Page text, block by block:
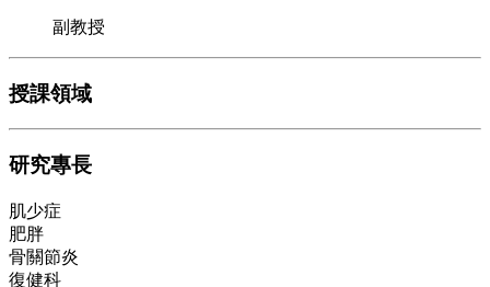
副教授
授課領域
研究專長
肌少症
肥胖
骨關節炎
復健科